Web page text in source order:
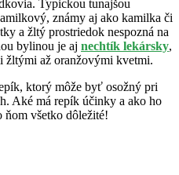
Typickou tunajšou
známy aj ako kamilka či
a žltý prostriedok nespozná na
bylinou je aj nechtík lekársky,
až oranžovými kvetmi.
ktorý môže byť osožný pri
Aké má repík účinky a ako ho
všetko dôležité!